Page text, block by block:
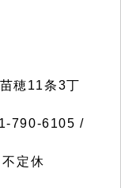
穂11条3丁
790-6105 /
定休